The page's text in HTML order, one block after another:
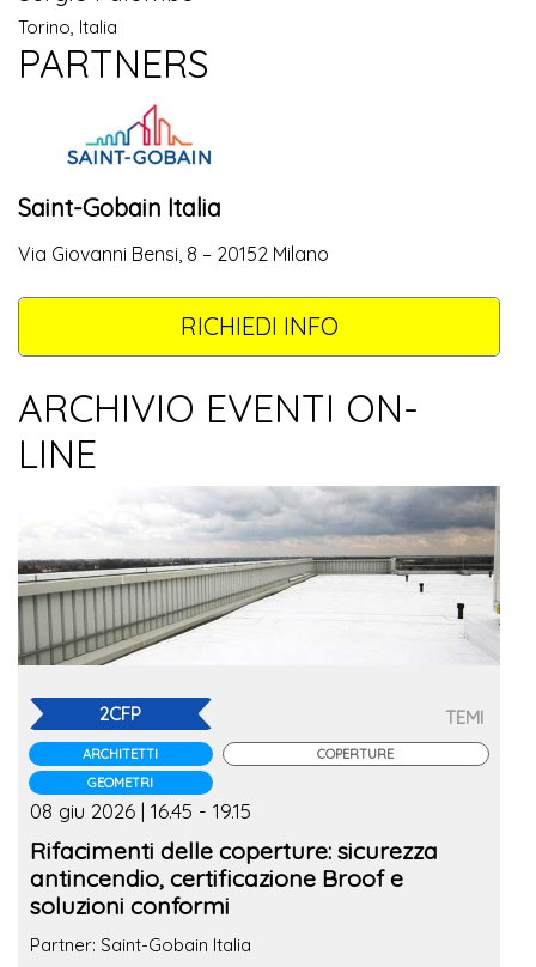
Torino, Italia
PARTNERS
Saint-Gobain Italia
Via Giovanni Bensi, 8 – 20152 Milano
RICHIEDI INFO
ARCHIVIO EVENTI ON-
LINE
2CFP
ARCHITETTI
GEOMETRI
TEMI
COPERTURE
08 giu 2026 | 16.45 - 19.15
Rifacimenti delle coperture: sicurezza
antincendio, certificazione Broof e
soluzioni conformi
Partner: Saint-Gobain Italia